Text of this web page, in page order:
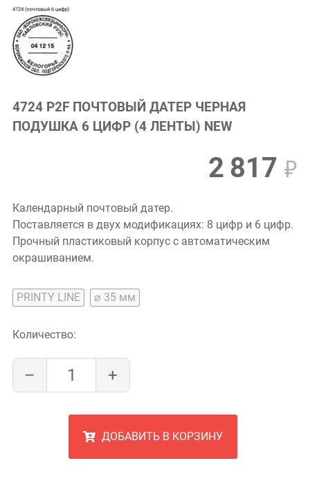
4724 P2F ПОЧТОВЫЙ ДАТЕР ЧЕРНАЯ
ПОДУШКА 6 ЦИФР (4 ЛЕНТЫ) NEW
2 817 ₽
Календарный почтовый датер.
Поставляется в двух модификациях: 8 цифр и 6 цифр.
Прочный пластиковый корпус с автоматическим
окрашиванием.
PRINTY LINE ⌀ 35 мм
Количество:
– +
ДОБАВИТЬ В КОРЗИНУ